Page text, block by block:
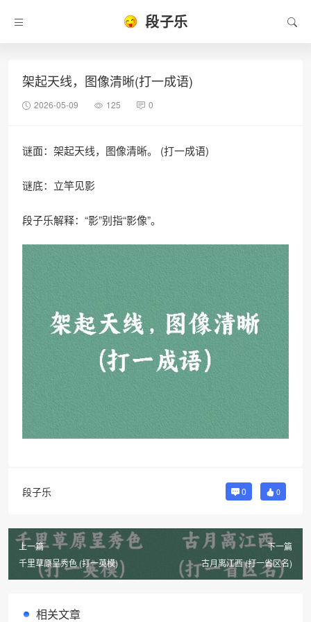
段子乐
架起天线，图像清晰(打一成语)
2026-05-09 125 0
谜面：架起天线，图像清晰。 (打一成语)
谜底：立竿见影
段子乐解释：“影”别指“影像”。
段子乐 0 0
上一篇
千里草原呈秀色 (打一英模)
下一篇
古月离江西 (打一省区名)
相关文章